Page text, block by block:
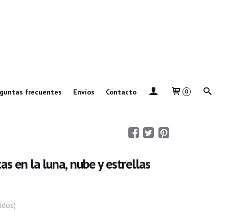
frecuentes Envíos Contacto 0
en la luna, nube y estrellas